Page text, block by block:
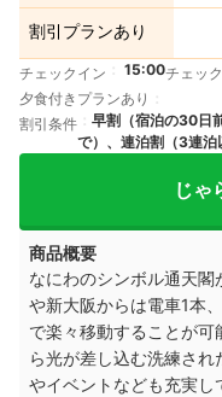
割引プランあり
チェックイン 15:00チェッ
夕食付きプランあり
割引条件
早割（宿泊の30日
で）、連泊割（3連泊
じゃ
商品概要
なにわのシンボル通天
や新大阪からは電車1本
で楽々移動することが
ら光が差し込む洗練さ
やイベントなども充実し